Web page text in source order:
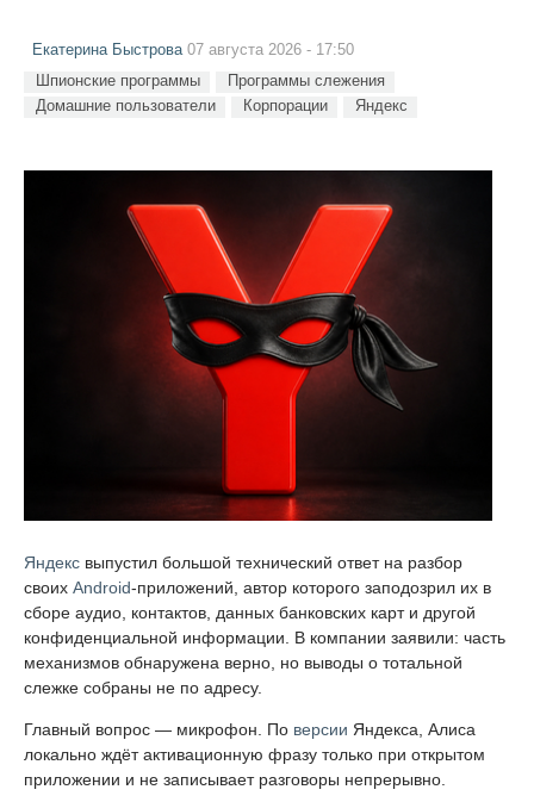
Екатерина Быстрова 07 августа 2026 - 17:50
Шпионские программы
Программы слежения
Домашние пользователи
Корпорации Яндекс
Яндекс выпустил большой технический ответ на разбор
своих Android-приложений, автор которого заподозрил их в
сборе аудио, контактов, данных банковских карт и другой
конфиденциальной информации. В компании заявили: часть
механизмов обнаружена верно, но выводы о тотальной
слежке собраны не по адресу.
Главный вопрос — микрофон. По версии Яндекса, Алиса
локально ждёт активационную фразу только при открытом
приложении и не записывает разговоры непрерывно.